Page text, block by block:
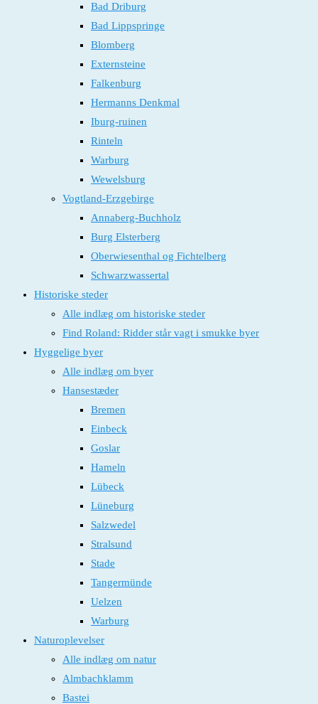
Bad Driburg
Bad Lippspringe
Blomberg
Externsteine
Falkenburg
Hermanns Denkmal
Iburg-ruinen
Rinteln
Warburg
Wewelsburg
Vogtland-Erzgebirge
Annaberg-Buchholz
Burg Elsterberg
Oberwiesenthal og Fichtelberg
Schwarzwassertal
Historiske steder
Alle indlæg om historiske steder
Find Roland: Ridder står vagt i smukke byer
Hyggelige byer
Alle indlæg om byer
Hansestæder
Bremen
Einbeck
Goslar
Hameln
Lübeck
Lüneburg
Salzwedel
Stralsund
Stade
Tangermünde
Uelzen
Warburg
Naturoplevelser
Alle indlæg om natur
Almbachklamm
Bastei